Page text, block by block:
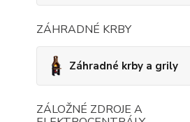
ZÁHRADNÉ KRBY
Záhradné krby a grily
ZÁLOŽNÉ ZDROJE A